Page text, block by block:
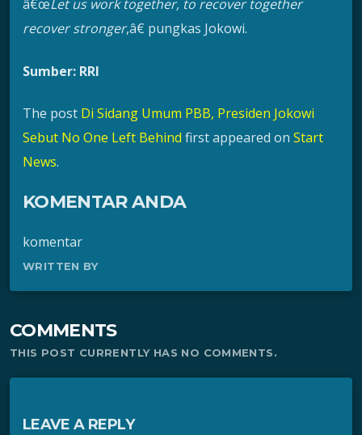
â€œLet us work together, to recover together
recover stronger,â€ pungkas Jokowi.
Sumber: RRI
The post Di Sidang Umum PBB, Presiden Jokowi
Sebut No One Left Behind first appeared on Start
News.
KOMENTAR ANDA
komentar
WRITTEN BY
COMMENTS
THIS POST CURRENTLY HAS NO COMMENTS.
LEAVE A REPLY